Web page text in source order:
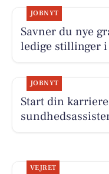
JOBNYT
Savner du nye
ledige stillinger
JOBNYT
Start din
VEJRET